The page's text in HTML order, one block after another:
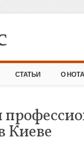
СТАТЬИ О
Киеве